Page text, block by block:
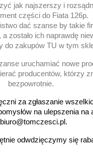
Szelki
uniwersalne
seledynowe
AMIO
-
jak najszerszy i
części do Fiata 126p.
dać szanse by takie
a zostało ich naprawdę
do zakupów TU w tym
uruchamiać nowe
producentów, którzy
bezpowrotnie.
za zgłaszanie
na ulepszenia na
biuro@tomczesci.pl.
odwdzięczymy się